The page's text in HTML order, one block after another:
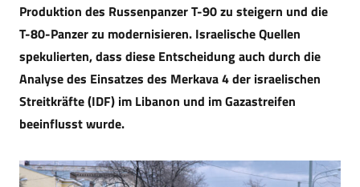
Produktion des Russenpanzer T-90 zu steigern und die
T-80-Panzer zu modernisieren. Israelische Quellen
spekulierten, dass diese Entscheidung auch durch die
Analyse des Einsatzes des Merkava 4 der israelischen
Streitkräfte (IDF) im Libanon und im Gazastreifen
beeinflusst wurde.